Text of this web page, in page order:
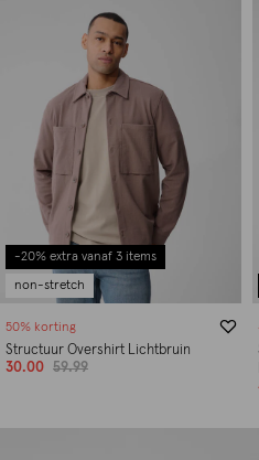
-20% extra vanaf 3 items
non-stretch
50% korting
Structuur Overshirt Lichtbruin
30.00
59.99